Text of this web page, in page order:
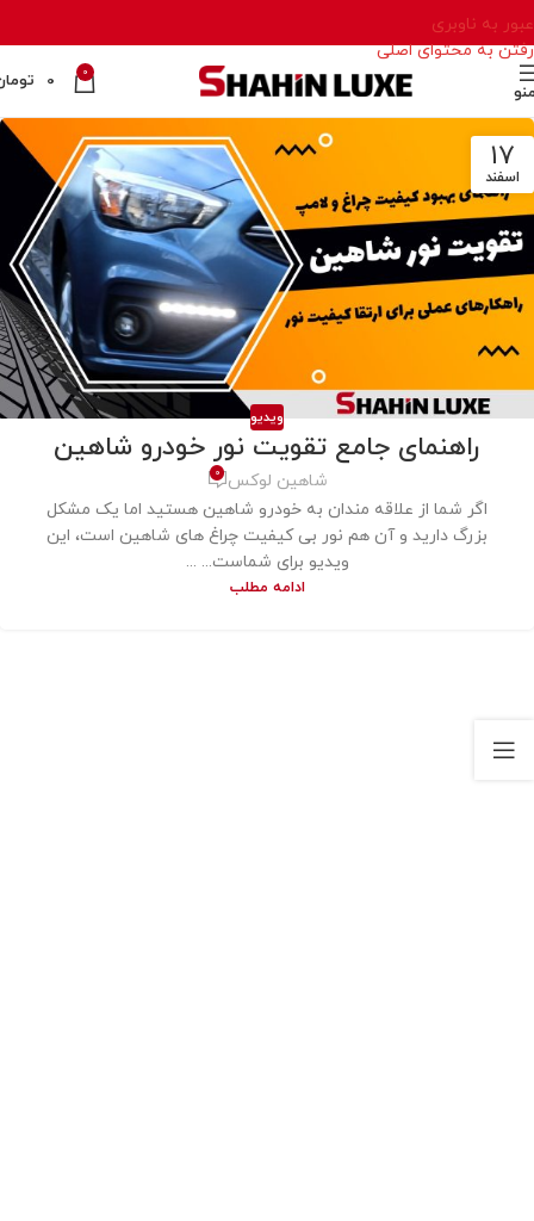
عبور به ناوبری
رفتن به محتوای اصلی
0
0
17
اسفند
ویدیو
راهنمای جامع تقویت نور خودرو شاهین
شاهین لوکس 0
اگر شما از علاقه مندان به خودرو شاهین هستید اما یک مشکل
بزرگ دارید و آن هم نور بی کیفیت چراغ های شاهین است، این
ویدیو برای شماست... ...
ادامه مطلب